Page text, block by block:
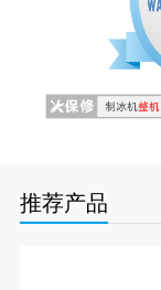
推荐产品